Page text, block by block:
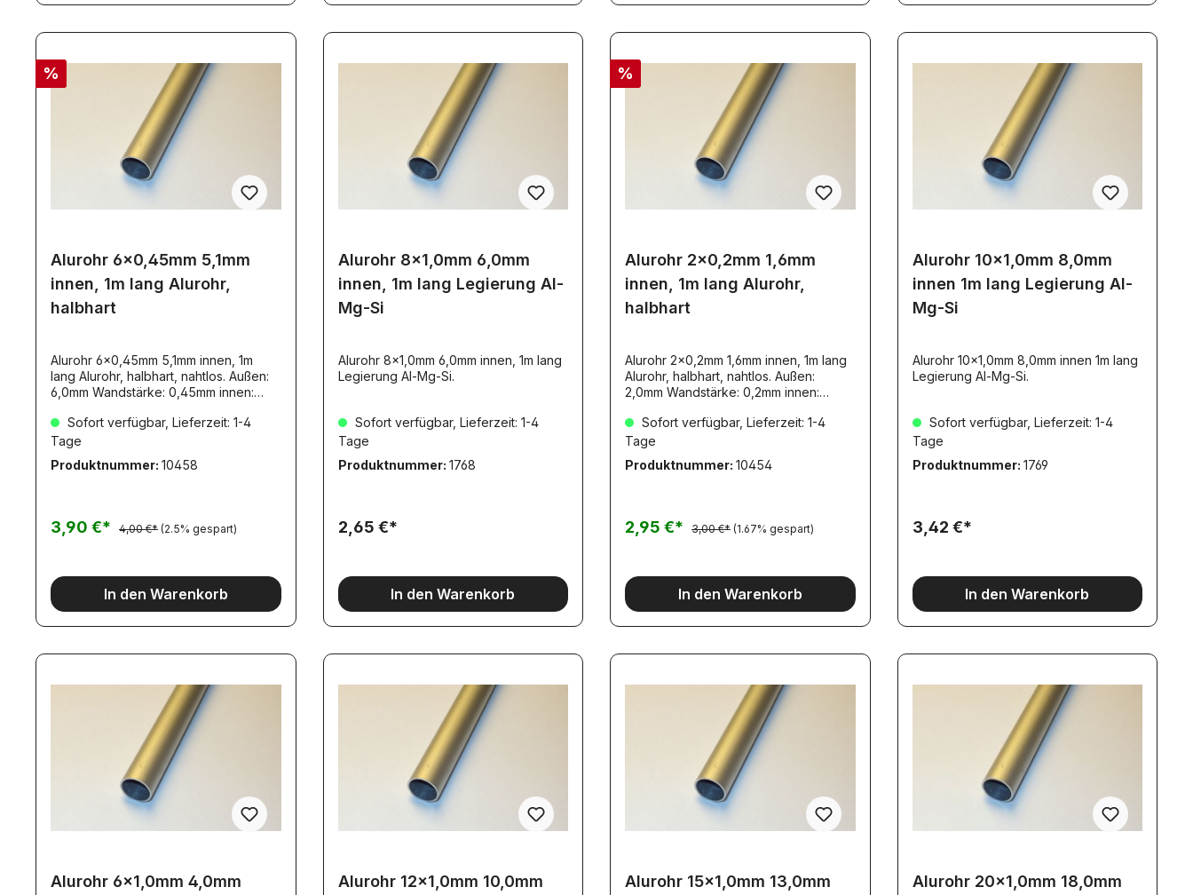
%
Alurohr 6x0,45mm 5,1mm
innen, 1m lang Alurohr,
halbhart
Alurohr 6x0,45mm 5,1mm innen, 1m
lang Alurohr, halbhart, nahtlos. Außen:
6,0mm Wandstärke: 0,45mm innen:
Artikelnummern:1045410455104561045
710458sind NICHT dafür geeignet,
Maßhaltigkeit dieser Artikel ist
bei ihrer Material-Auswahl.
Sofort verfügbar, Lieferzeit: 1-4
Tage
Produktnummer: 10458
3,90 €* 4,00 €* (2.5% gespart)
In den Warenkorb
Alurohr 8x1,0mm 6,0mm
innen, 1m lang Legierung Al-
Mg-Si
Alurohr 8x1,0mm 6,0mm innen, 1m lang
Legierung Al-Mg-Si.
Sofort verfügbar, Lieferzeit: 1-4
Tage
Produktnummer: 1768
2,65 €*
In den Warenkorb
%
Alurohr 2x0,2mm 1,6mm
innen, 1m lang Alurohr,
halbhart
Alurohr 2x0,2mm 1,6mm innen, 1m lang
Alurohr, halbhart, nahtlos. Außen:
2,0mm Wandstärke: 0,2mm innen:
Artikelnummern:1045410455104561045
710458sind NICHT dafür geeignet,
Maßhaltigkeit dieser Artikel ist
bei ihrer Material-Auswahl.
Sofort verfügbar, Lieferzeit: 1-4
Tage
Produktnummer: 10454
2,95 €* 3,00 €* (1.67% gespart)
In den Warenkorb
Alurohr 10x1,0mm 8,0mm
innen 1m lang Legierung Al-
Mg-Si
Alurohr 10x1,0mm 8,0mm innen 1m lang
Legierung Al-Mg-Si.
Sofort verfügbar, Lieferzeit: 1-4
Tage
Produktnummer: 1769
3,42 €*
In den Warenkorb
Alurohr 6x1,0mm 4,0mm
Alurohr 12x1,0mm 10,0mm
Alurohr 15x1,0mm 13,0mm
Alurohr 20x1,0mm 18,0mm